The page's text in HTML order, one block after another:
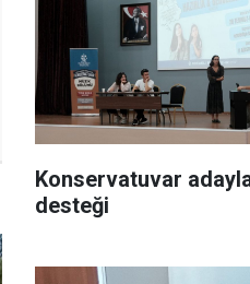
Konservatuvar
desteği